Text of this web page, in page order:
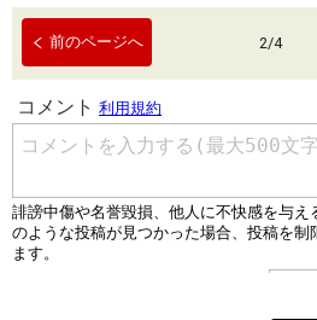
前のページへ 2/4